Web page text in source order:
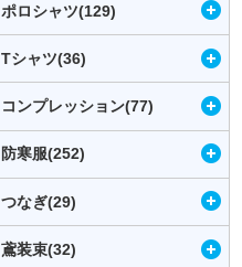
ポロシャツ(129)
Tシャツ(36)
コンプレッション(77)
防寒服(252)
つなぎ(29)
鳶装束(32)